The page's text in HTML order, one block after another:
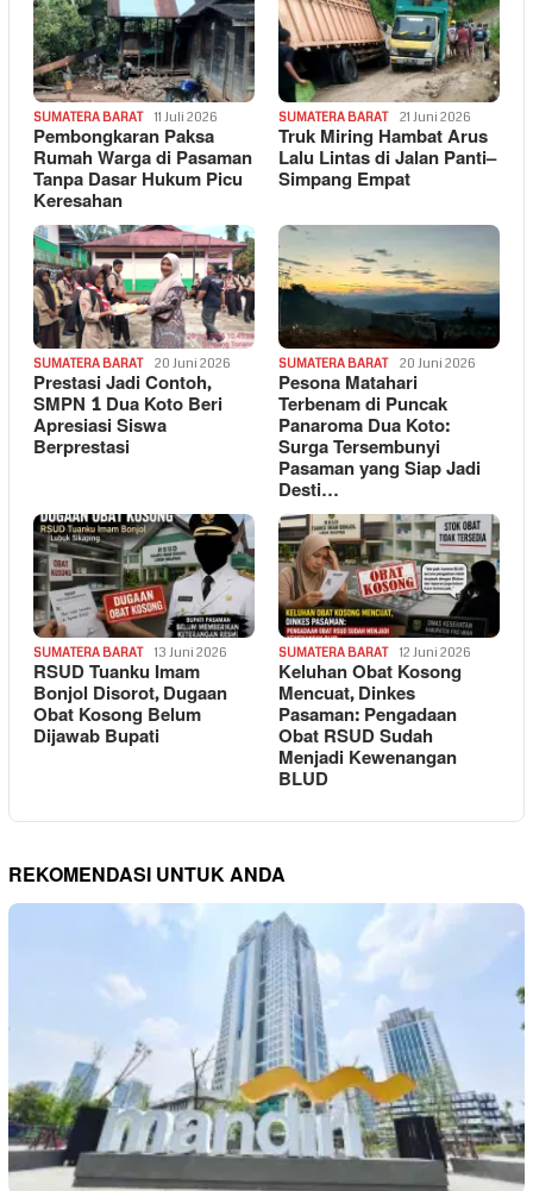
SUMATERA BARAT 11 Juli 2026
Pembongkaran Paksa
Rumah Warga di Pasaman
Tanpa Dasar Hukum Picu
Keresahan
SUMATERA BARAT 21 Juni 2026
Truk Miring Hambat Arus
Lalu Lintas di Jalan Panti–
Simpang Empat
SUMATERA BARAT 20 Juni 2026
Prestasi Jadi Contoh,
SMPN 1 Dua Koto Beri
Apresiasi Siswa
Berprestasi
SUMATERA BARAT 20 Juni 2026
Pesona Matahari
Terbenam di Puncak
Panaroma Dua Koto:
Surga Tersembunyi
Pasaman yang Siap Jadi
Desti…
SUMATERA BARAT 13 Juni 2026
RSUD Tuanku Imam
Bonjol Disorot, Dugaan
Obat Kosong Belum
Dijawab Bupati
SUMATERA BARAT 12 Juni 2026
Keluhan Obat Kosong
Mencuat, Dinkes
Pasaman: Pengadaan
Obat RSUD Sudah
Menjadi Kewenangan
BLUD
REKOMENDASI UNTUK ANDA